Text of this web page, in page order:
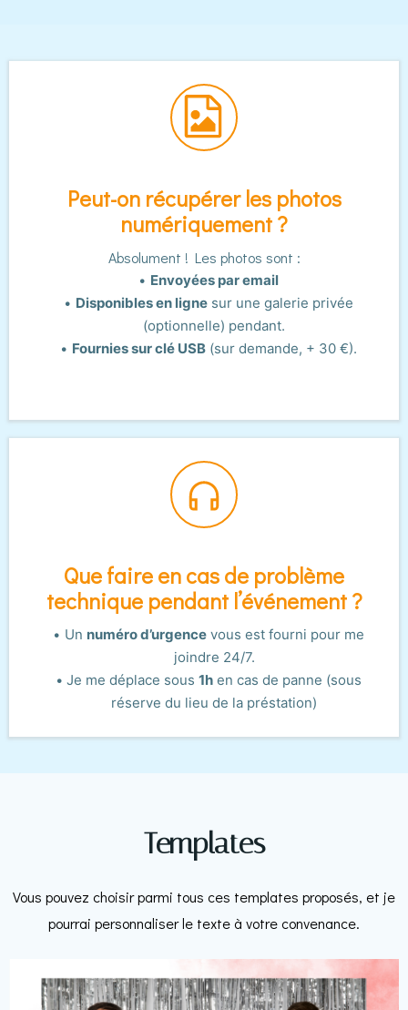
Peut-on récupérer les photos
numériquement ?
Absolument ! Les photos sont :
Envoyées par email
Disponibles en lignesur une galerie privée
(optionnelle) pendant.
Fournies sur clé USB(sur demande, + 30 €).
Que faire en cas de problème
technique pendant l’événement ?
Un numéro d’urgencevous est fourni pour me
joindre 24/7.
Je me déplace sous1h en cas de panne (sous
réserve du lieu de la préstation)
Templates
Vous pouvez choisir parmi tous ces templates proposés, et je
pourrai personnaliser le texte à votre convenance.